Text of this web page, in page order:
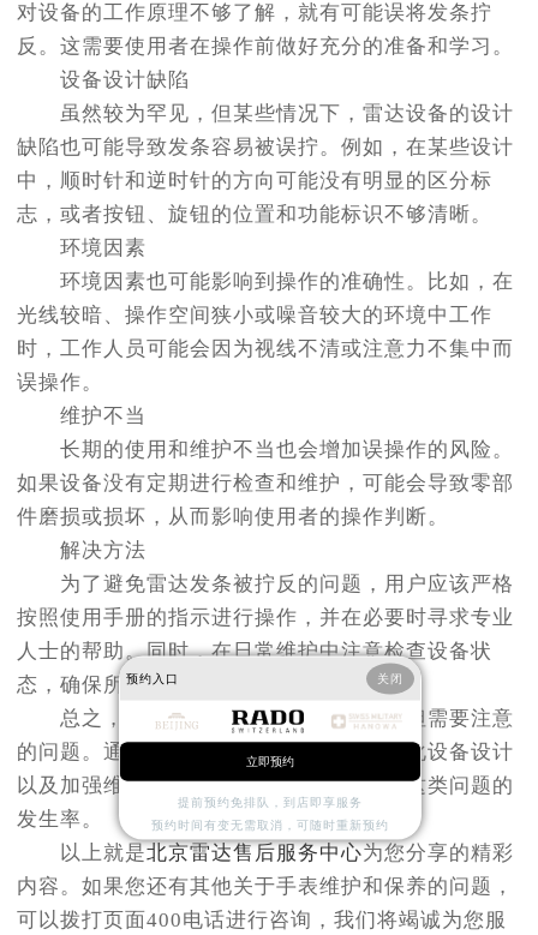
对设备的工作原理不够了解，就有可能误将发条拧
反。这需要使用者在操作前做好充分的准备和学习。
设备设计缺陷
虽然较为罕见，但某些情况下，雷达设备的设计
缺陷也可能导致发条容易被误拧。例如，在某些设计
中，顺时针和逆时针的方向可能没有明显的区分标
志，或者按钮、旋钮的位置和功能标识不够清晰。
环境因素
环境因素也可能影响到操作的准确性。比如，在
光线较暗、操作空间狭小或噪音较大的环境中工作
时，工作人员可能会因为视线不清或注意力不集中而
误操作。
维护不当
长期的使用和维护不当也会增加误操作的风险。
如果设备没有定期进行检查和维护，可能会导致零部
件磨损或损坏，从而影响使用者的操作判断。
解决方法
为了避免雷达发条被拧反的问题，用户应该严格
按照使用手册的指示进行操作，并在必要时寻求专业
人士的帮助。同时，在日常维护中注意检查设备状
态，确保所有部件都处于良好的工作状态。
总之，“雷达发条拧反了”是一个常见但需要注意
的问题。通过提高使用者的操作技能、优化设备设计
以及加强维护管理等措施，可以有效减少这类问题的
发生率。
以上就是北京雷达售后服务中心为您分享的精彩
内容。如果您还有其他关于手表维护和保养的问题，
可以拨打页面400电话进行咨询，我们将竭诚为您服
预约入口 关闭
立即预约
提前预约免排队，到店即享服务
预约时间有变无需取消，可随时重新预约